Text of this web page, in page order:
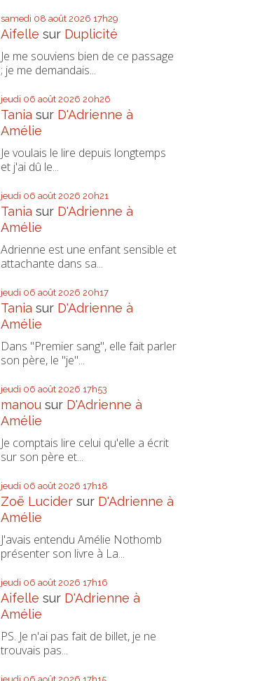
samedi 08 août 2026 17h29
Aifelle sur Duplicité
Je me souviens bien de ce passage
; je me demandais...
jeudi 06 août 2026 20h26
Tania sur D'Adrienne à
Amélie
Je voulais le lire depuis longtemps
et j'ai dû le...
jeudi 06 août 2026 20h21
Tania sur D'Adrienne à
Amélie
Adrienne est une enfant sensible et
attachante dans sa...
jeudi 06 août 2026 20h17
Tania sur D'Adrienne à
Amélie
Dans "Premier sang", elle fait parler
son père, le "je"...
jeudi 06 août 2026 17h53
manousur D'Adrienne à
Amélie
Je comptais lire celui qu'elle a écrit
sur son père et...
jeudi 06 août 2026 17h18
Zoë Lucidersur D'Adrienne à
Amélie
J'avais entendu Amélie Nothomb
présenter son livre à La...
jeudi 06 août 2026 17h16
Aifelle sur D'Adrienne à
Amélie
PS. Je n'ai pas fait de billet, je ne
trouvais pas...